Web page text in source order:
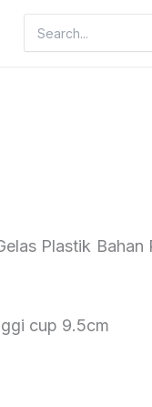
for:
Plastik
cup 9.5cm